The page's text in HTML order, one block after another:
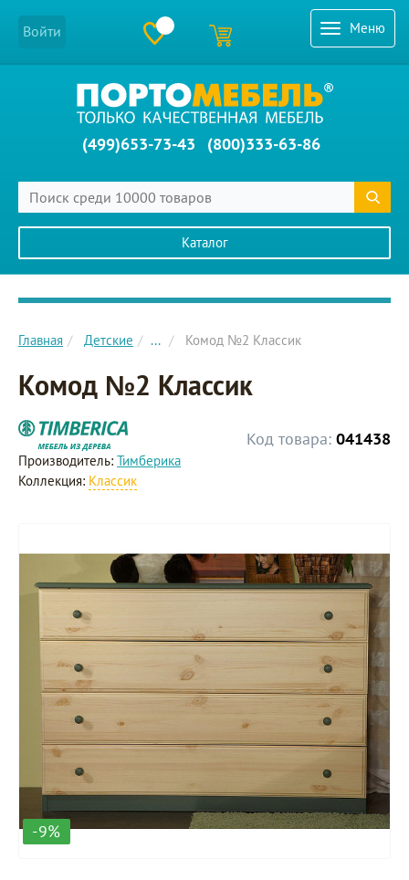
Меню
Войти
(499)653-73-43 (800)333-63-86
Каталог
Главное меню сайта
Главная Детские ... Комод №2 Классик
Комод №2 Классик
Код товара: 041438
Производитель: Тимберика
Коллекция: Классик
-9%